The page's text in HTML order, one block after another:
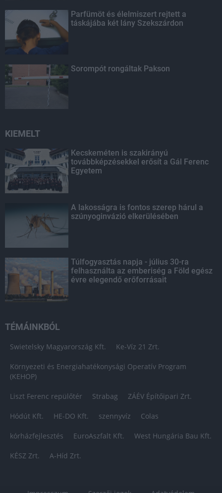
Parfümöt és élelmiszert rejtett a
táskájába két lány Szekszárdon
Sorompót rongáltak Pakson
KIEMELT
Kecskeméten is szakirányú
továbbképzésekkel erősít a Gál Ferenc
Egyetem
A lakosságra is fontos szerep hárul a
szúnyoginvázió elkerülésében
Túlfogyasztás napja - július 30-ra
felhasználta az emberiség a Föld egész
évre elegendő erőforrásait
TÉMÁINKBÓL
Swietelsky Magyarország Kft. Ke-Víz 21 Zrt.
Környezeti és Energiahatékonysági Operatív Program
(KEHOP)
Liszt Ferenc repülőtér Strabag ZÁÉV Építőipari Zrt.
Hódút Kft. HE-DO Kft. szennyvíz Colas
kórházfejlesztés EuroAszfalt Kft. West Hungária Bau Kft.
KÉSZ Zrt. A-Híd Zrt.